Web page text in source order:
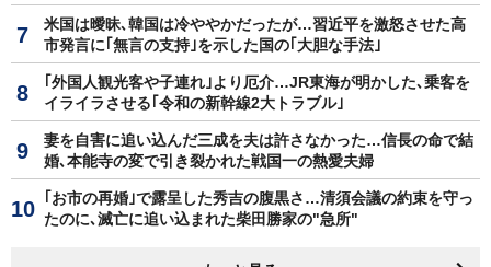
米国は曖昧､韓国は冷ややかだったが…習近平を激怒させた高
市発言に｢無言の支持｣を示した国の｢大胆な手法｣
｢外国人観光客や子連れ｣より厄介…JR東海が明かした､乗客を
イライラさせる｢令和の新幹線2大トラブル｣
妻を自害に追い込んだ三成を夫は許さなかった…信長の命で結
婚､本能寺の変で引き裂かれた戦国一の熱愛夫婦
｢お市の再婚｣で露呈した秀吉の腹黒さ…清須会議の約束を守っ
たのに､滅亡に追い込まれた柴田勝家の"急所"